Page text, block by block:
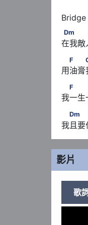
Dm　
Dm
在我敵
F　　
F
用油膏
F　　
F
我一生
Dm　
Dm
我且要
影片
歌